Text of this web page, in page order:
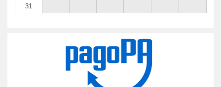
31